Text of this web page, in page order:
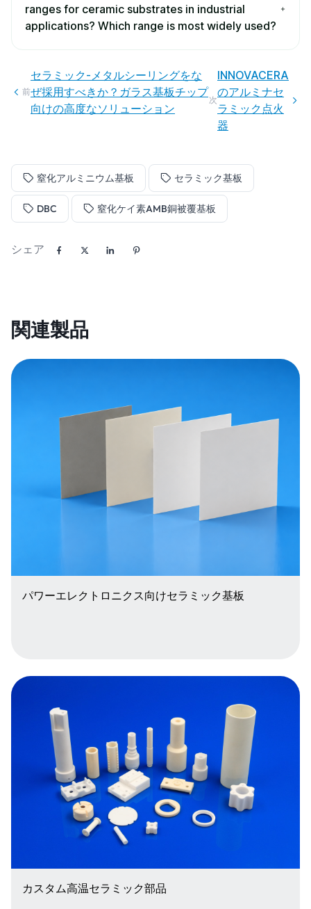
ranges for ceramic substrates in industrial
applications? Which range is most widely used?
前
セラミック-メタルシーリングをな
ぜ採用すべきか？ガラス基板チップ
向けの高度なソリューション
次
INNOVACERA
のアルミナセ
ラミック点火
器
窒化アルミニウム基板 セラミック基板
DBC 窒化ケイ素AMB銅被覆基板
シェア
関連製品
パワーエレクトロニクス向けセラミック基板
カスタム高温セラミック部品